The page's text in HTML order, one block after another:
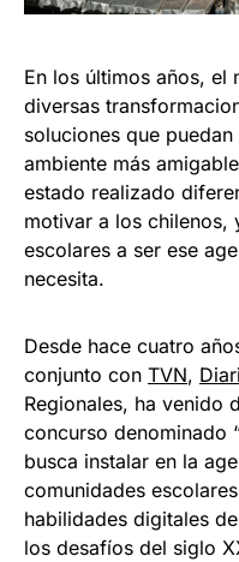
En los últimos años, el
diversas
soluciones que
ambiente más
estado realizado
motivar a los chilenos,
escolares a ser ese
necesita.
Desde hace cuatro
conjunto con TVN,
Regionales, ha venido
concurso denominado
busca instalar en la
comunidades
habilidades digitales
los desafíos del siglo